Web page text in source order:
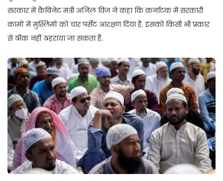
सरकार में कैबिनेट मंत्री अनिल विज ने कहा कि कर्नाटक में सरकारी
कामों में मुस्लिमों को चार पर्सेंट आरक्षण दिया है. इसको किसी भी प्रकार
से ठीक नहीं ठहराया जा सकता है.